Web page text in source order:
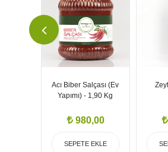
SEPETE EKLE
Acı Biber Salçası (Ev
Yapımı) - 1,90 Kg
980,00